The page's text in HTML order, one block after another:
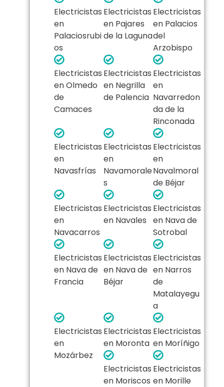
Electricistas
en
Palaciosrubi
os
Electricistas
en Pajares
de la Laguna
Electricistas
en Palacios
del
Arzobispo
Electricistas
en Olmedo
de
Camaces
Electricistas
en Negrilla
de Palencia
Electricistas
en
Navarredon
da de la
Rinconada
Electricistas
en
Navasfrías
Electricistas
en
Navamorale
s
Electricistas
en
Navalmoral
de Béjar
Electricistas
en
Navacarros
Electricistas
en Navales
Electricistas
en Nava de
Sotrobal
Electricistas
en Nava de
Francia
Electricistas
en Nava de
Béjar
Electricistas
en Narros
de
Matalayegu
a
Electricistas
en
Mozárbez
Electricistas
en Moronta
Electricistas
en Moríñigo
Electricistas
en Moriscos
Electricistas
en Morille